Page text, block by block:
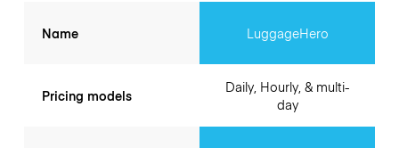
Name
Pricing models
LuggageHero
Daily, Hourly, & multi-
day